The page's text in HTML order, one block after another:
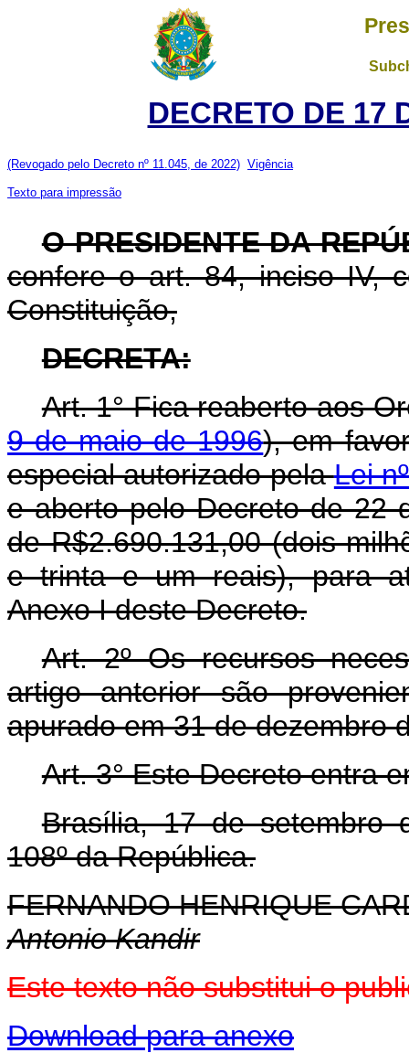
DECRETO DE 17
(Revogado pelo Decreto nº 11.045, de 2022) Vigência
Texto para impressão
O PRESIDENTE DA
confere o art. 84, inciso IV,
Constituição,
DECRETA:
Art. 1° Fica reaberto aos
9 de maio de 1996), em
especial autorizado pelaLei
e aberto pelo Decreto de 22
de R$2.690.131,00 (dois
e trinta e um reais), para
Anexo I deste Decreto.
Art. 2º Os recursos
artigo anterior são
apurado em 31 de dezembro
Art. 3° Este Decreto entra
Brasília, 17 de setembro
108º da República.
FERNANDO HENRIQUE
Antonio Kandir
Este texto não substitui o
Download para anexo